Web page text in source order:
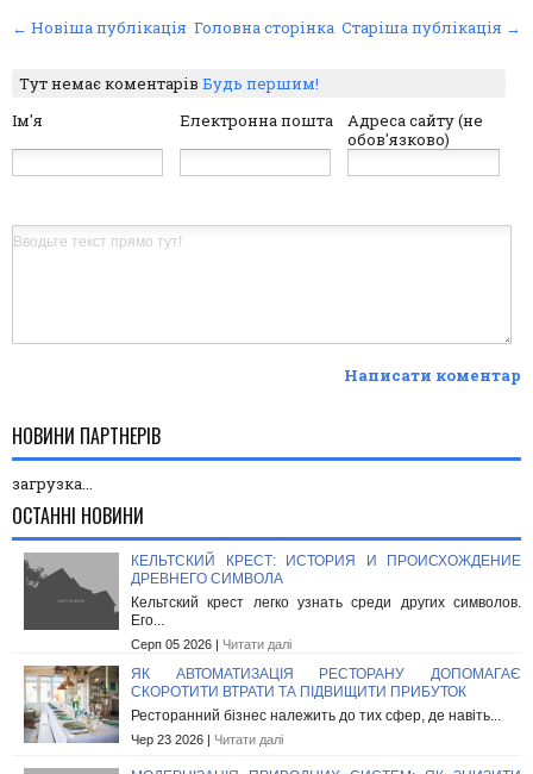
← Новіша публікація Старіша публікація →
Головна сторінка
Тут немає коментарівБудь першим!
Ім'я
Електронна пошта
Адреса сайту (не
обов'язково)
Написати коментар
НОВИНИ ПАРТНЕРІВ
загрузка...
ОСТАННІ НОВИНИ
КЕЛЬТСКИЙ КРЕСТ: ИСТОРИЯ И ПРОИСХОЖДЕНИЕ
ДРЕВНЕГО СИМВОЛА
Кельтский крест легко узнать среди других символов.
Его...
Серп 05 2026 | Читати далі
ЯК АВТОМАТИЗАЦІЯ РЕСТОРАНУ ДОПОМАГАЄ
СКОРОТИТИ ВТРАТИ ТА ПІДВИЩИТИ ПРИБУТОК
Ресторанний бізнес належить до тих сфер, де навіть...
Чер 23 2026 | Читати далі